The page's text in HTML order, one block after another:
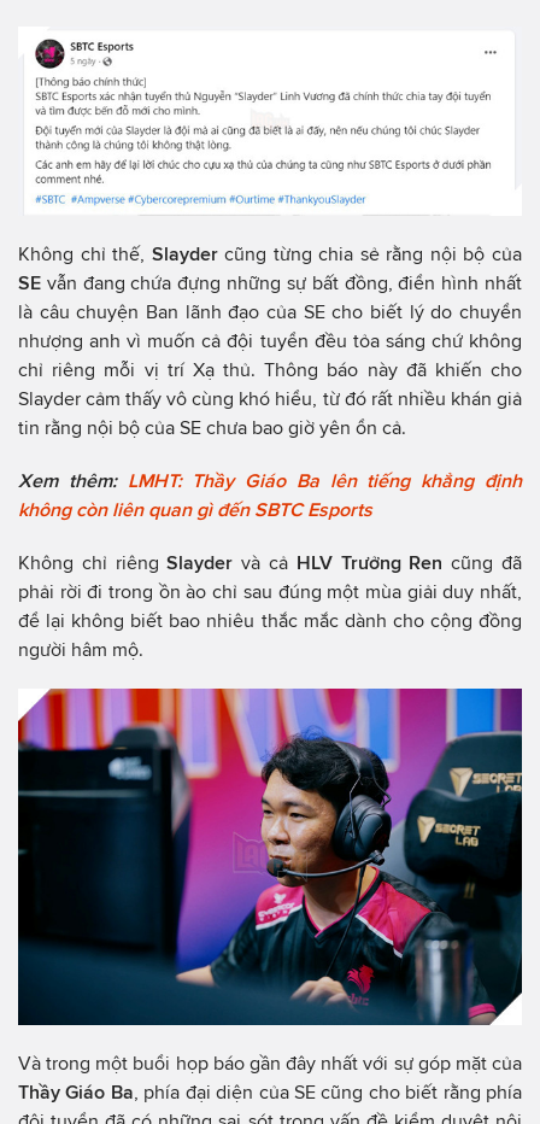
Không chỉ thế, Slaydercũng từng chia sẻ rằng nội bộ của
SE vẫn đang chứa đựng những sự bất đồng, điển hình nhất
là câu chuyện Ban lãnh đạo của SE cho biết lý do chuyển
nhượng anh vì muốn cả đội tuyển đều tỏa sáng chứ không
chỉ riêng mỗi vị trí Xạ thủ. Thông báo này đã khiến cho
Slayder cảm thấy vô cùng khó hiểu, từ đó rất nhiều khán giả
tin rằng nội bộ của SE chưa bao giờ yên ổn cả.
Xem thêm: LMHT: Thầy Giáo Ba lên tiếng khẳng định
không còn liên quan gì đến SBTC Esports
Không chỉ riêngSlaydervà cả HLV Trưởng Ren cũng đã
phải rời đi trong ồn ào chỉ sau đúng một mùa giải duy nhất,
để lại không biết bao nhiêu thắc mắc dành cho cộng đồng
người hâm mộ.
Và trong một buổi họp báo gần đây nhất với sự góp mặt của
Thầy Giáo Ba , phía đại diện của SE cũng cho biết rằng phía